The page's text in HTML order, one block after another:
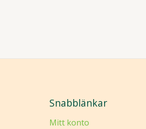
Snabblänkar
Mitt konto